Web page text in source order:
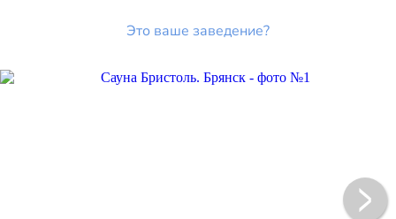
Это ваше заведение?